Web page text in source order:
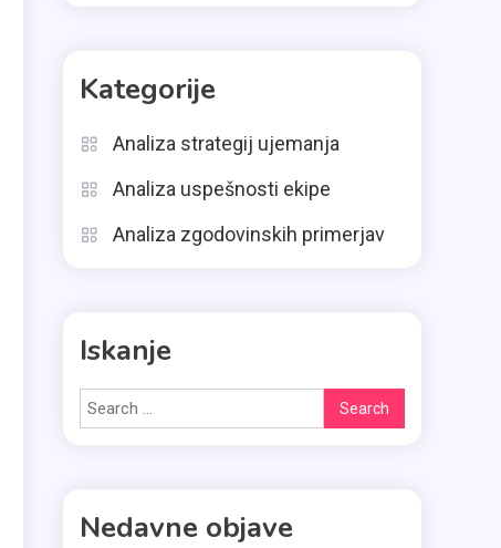
Kategorije
Analiza strategij ujemanja
Analiza uspešnosti ekipe
Analiza zgodovinskih primerjav
Iskanje
Search
for:
Nedavne objave